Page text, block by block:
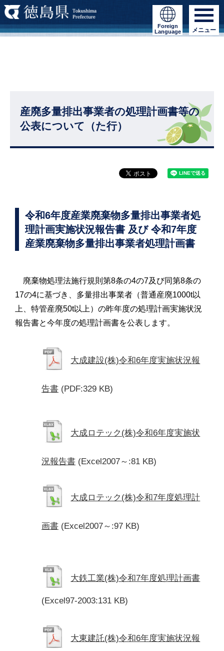
Foreign
Language
メニュー
産廃多量排出事業者の処理計画書等の
公表について（た行）
令和6年度産業廃棄物多量排出事業者処
理計画実施状況報告書 及び 令和7年度
産業廃棄物多量排出事業者処理計画書
廃棄物処理法施行規則第8条の4の7及び同第8条の
17の4に基づき、多量排出事業者（普通産廃1000t以
上、特管産廃50t以上）の昨年度の処理計画実施状況
報告書と今年度の処理計画書を公表します。
大成建設(株)令和6年度実施状況報
告書 (PDF:329 KB)
大成ロテック(株)令和6年度実施状
況報告書 (Excel2007～:81 KB)
大成ロテック(株)令和7年度処理計
画書 (Excel2007～:97 KB)
大鉄工業(株)令和7年度処理計画書
(Excel97-2003:131 KB)
大東建託(株)令和6年度実施状況報